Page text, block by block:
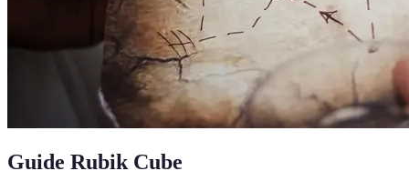
Guide Rubik Cube